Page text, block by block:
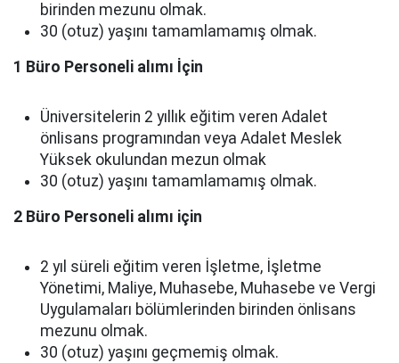
birinden mezunu olmak.
30 (otuz) yaşını tamamlamamış olmak.
1 Büro Personeli alımı İçin
Üniversitelerin 2 yıllık eğitim veren Adalet
önlisans programından veya Adalet Meslek
Yüksek okulundan mezun olmak
30 (otuz) yaşını tamamlamamış olmak.
2 Büro Personeli alımı için
2 yıl süreli eğitim veren İşletme, İşletme
Yönetimi, Maliye, Muhasebe, Muhasebe ve Vergi
Uygulamaları bölümlerinden birinden önlisans
mezunu olmak.
30 (otuz) yaşını geçmemiş olmak.